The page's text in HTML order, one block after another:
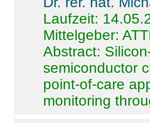
Laufzeit:
Mittelgeber:
Abstract:
semiconductor
point-of-care
monitoring